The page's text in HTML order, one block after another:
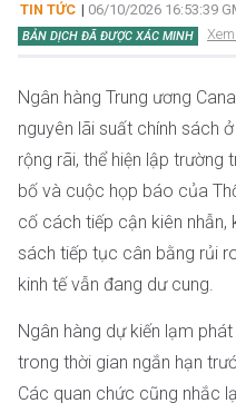
TIN TỨC | 06/10/2026 16:53:39
BẢN DỊCH ĐÃ ĐƯỢC XÁC MINH
Ngân hàng Trung ương
nguyên lãi suất chính sách
rộng rãi, thể hiện lập trường
bố và cuộc họp báo của
cố cách tiếp cận kiên nhẫn,
sách tiếp tục cân bằng rủi
kinh tế vẫn đang dư cung.
Ngân hàng dự kiến ​​lạm
trong thời gian ngắn hạn
Các quan chức cũng nhắc